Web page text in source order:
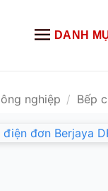
DANH
nghiệp / Bếp